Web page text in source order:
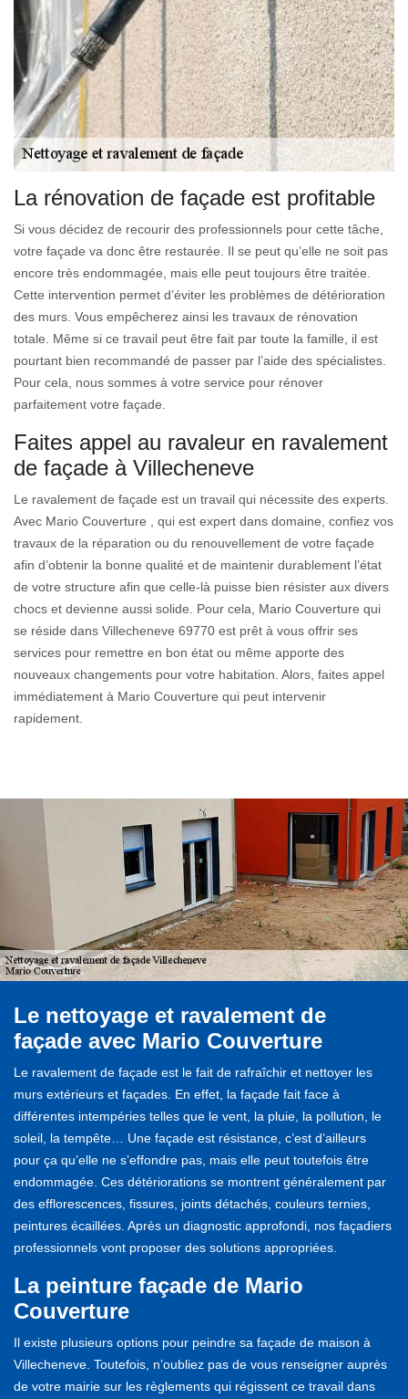
La rénovation de façade est profitable
Si vous décidez de recourir des professionnels pour cette tâche,
votre façade va donc être restaurée. Il se peut qu’elle ne soit pas
encore très endommagée, mais elle peut toujours être traitée.
Cette intervention permet d’éviter les problèmes de détérioration
des murs. Vous empêcherez ainsi les travaux de rénovation
totale. Même si ce travail peut être fait par toute la famille, il est
pourtant bien recommandé de passer par l’aide des spécialistes.
Pour cela, nous sommes à votre service pour rénover
parfaitement votre façade.
Faites appel au ravaleur en ravalement
de façade à Villecheneve
Le ravalement de façade est un travail qui nécessite des experts.
Avec Mario Couverture , qui est expert dans domaine, confiez vos
travaux de la réparation ou du renouvellement de votre façade
afin d’obtenir la bonne qualité et de maintenir durablement l’état
de votre structure afin que celle-là puisse bien résister aux divers
chocs et devienne aussi solide. Pour cela, Mario Couverture qui
se réside dans Villecheneve 69770 est prêt à vous offrir ses
services pour remettre en bon état ou même apporte des
nouveaux changements pour votre habitation. Alors, faites appel
immédiatement à Mario Couverture qui peut intervenir
rapidement.
Le nettoyage et ravalement de
façade avec Mario Couverture
Le ravalement de façade est le fait de rafraîchir et nettoyer les
murs extérieurs et façades. En effet, la façade fait face à
différentes intempéries telles que le vent, la pluie, la pollution, le
soleil, la tempête… Une façade est résistance, c’est d’ailleurs
pour ça qu’elle ne s’effondre pas, mais elle peut toutefois être
endommagée. Ces détériorations se montrent généralement par
des efflorescences, fissures, joints détachés, couleurs ternies,
peintures écaillées. Après un diagnostic approfondi, nos façadiers
professionnels vont proposer des solutions appropriées.
La peinture façade de Mario
Couverture
Il existe plusieurs options pour peindre sa façade de maison à
Villecheneve. Toutefois, n’oubliez pas de vous renseigner auprès
de votre mairie sur les règlements qui régissent ce travail dans